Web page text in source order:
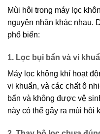
Mùi hôi trong máy lọc
nguyên nhân khác nhau.
phổ biến:
1. Lọc bụi bẩn và vi
Máy lọc không khí hoạt
vi khuẩn, và các chất ô
bẩn và không được vệ
này có thể gây ra mùi hôi